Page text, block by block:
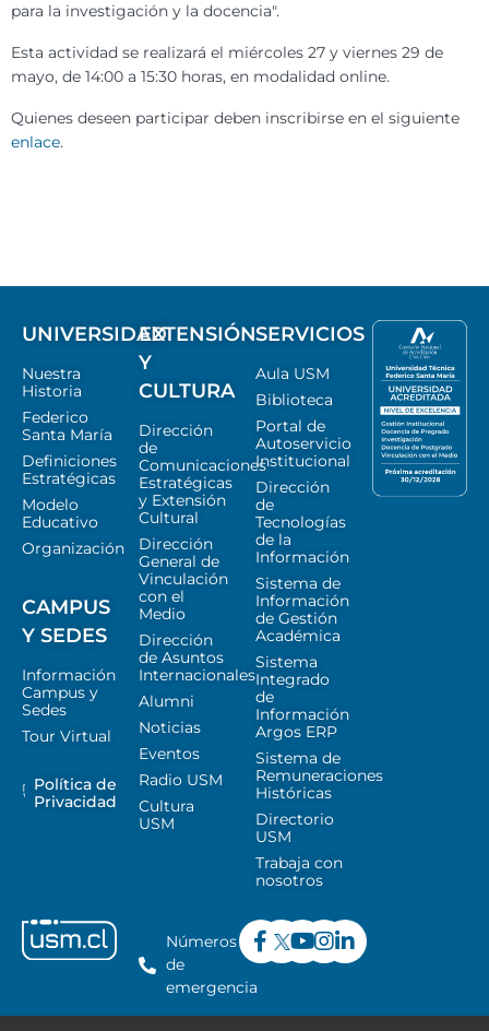
para la investigación y la docencia".
Esta actividad se realizará el miércoles 27 y viernes 29 de
mayo, de 14:00 a 15:30 horas, en modalidad online.
Quienes deseen participar deben inscribirse en el siguiente
enlace.
UNIVERSIDAD
Nuestra
Historia
Federico
Santa María
Definiciones
Estratégicas
Modelo
Educativo
Organización
CAMPUS
Y SEDES
Información
Campus y
Sedes
Tour Virtual
Política de
Privacidad
EXTENSIÓN
Y
CULTURA
Dirección
de
Comunicaciones
Estratégicas
y Extensión
Cultural
Dirección
General de
Vinculación
con el
Medio
Dirección
de Asuntos
Internacionales
Alumni
Noticias
Eventos
Radio USM
Cultura
USM
SERVICIOS
Aula USM
Biblioteca
Portal de
Autoservicio
Institucional
Dirección
de
Tecnologías
de la
Información
Sistema de
Información
de Gestión
Académica
Sistema
Integrado
de
Información
Argos ERP
Sistema de
Remuneraciones
Históricas
Directorio
USM
Trabaja con
nosotros
Números
de
emergencia